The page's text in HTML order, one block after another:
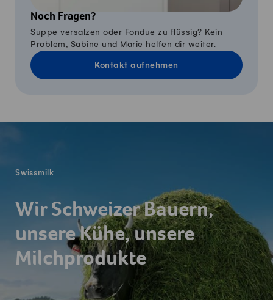
Noch Fragen?
Suppe versalzen oder Fondue zu flüssig? Kein
Problem, Sabine und Marie helfen dir weiter.
Kontakt aufnehmen
Swissmilk
Wir Schweizer Bauern,
unsere Kühe, unsere
Milchprodukte